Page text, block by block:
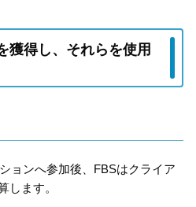
獲得し、それらを使用
ョンへ参加後、FBSはクライア
します。